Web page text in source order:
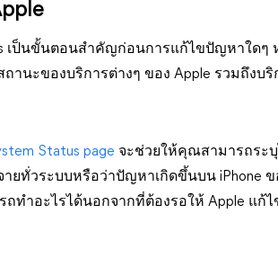
เป็นขั้นตอนสำคัญก่อนการแก้ไขปัญหาใดๆ
นะของบริการต่างๆ ของ Apple รวมถึงบริ
Status page จะช่วยให้คุณสามารถระบุ
ยทั่วระบบหรือว่าปัญหาเกิดขึ้นบน iPhone
ทำอะไรได้นอกจากที่ต้องรอให้ Apple แก้